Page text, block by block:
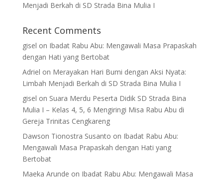
Menjadi Berkah di SD Strada Bina Mulia I
Recent Comments
gisel on Ibadat Rabu Abu: Mengawali Masa Prapaskah
dengan Hati yang Bertobat
Adriel on Merayakan Hari Bumi dengan Aksi Nyata:
Limbah Menjadi Berkah di SD Strada Bina Mulia I
gisel on Suara Merdu Peserta Didik SD Strada Bina
Mulia I – Kelas 4, 5, 6 Mengiringi Misa Rabu Abu di
Gereja Trinitas Cengkareng
Dawson Tionostra Susanto on Ibadat Rabu Abu:
Mengawali Masa Prapaskah dengan Hati yang
Bertobat
Maeka Arunde on Ibadat Rabu Abu: Mengawali Masa